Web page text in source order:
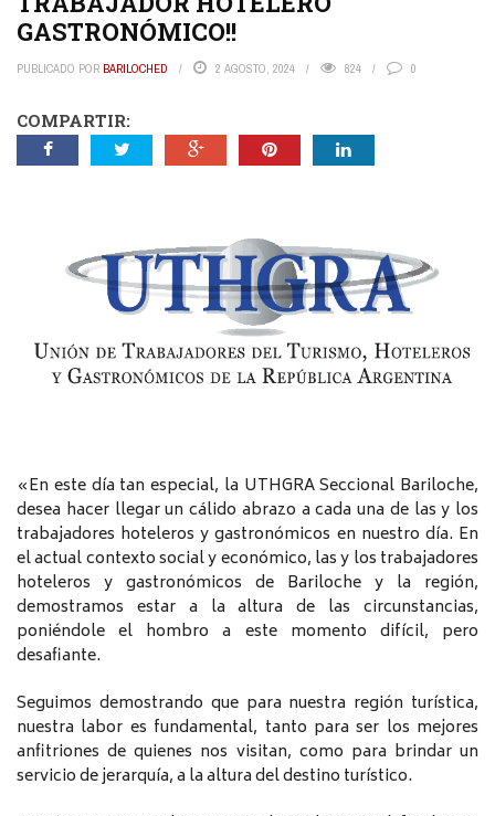
GASTRONÓMICO!!
PUBLICADO POR BARILOCHED 2 AGOSTO, 2024 824 0
COMPARTIR:
«En este día tan especial, la UTHGRA Seccional Bariloche,
desea hacer llegar un cálido abrazo a cada una de las y los
trabajadores hoteleros y gastronómicos en nuestro día. En
el actual contexto social y económico, las y los trabajadores
hoteleros y gastronómicos de Bariloche y la región,
demostramos estar a la altura de las circunstancias,
poniéndole el hombro a este momento difícil, pero
desafiante.
Seguimos demostrando que para nuestra región turística,
nuestra labor es fundamental, tanto para ser los mejores
anfitriones de quienes nos visitan, como para brindar un
servicio de jerarquía, a la altura del destino turístico.